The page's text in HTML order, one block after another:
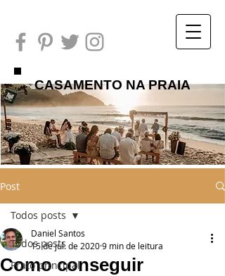
CASAMENTO NA PRAIA
Post
Todos posts
Prato principal
Todos posts
Como conseguir
Daniel Santos
15 de jul. de 20209 min de leitura